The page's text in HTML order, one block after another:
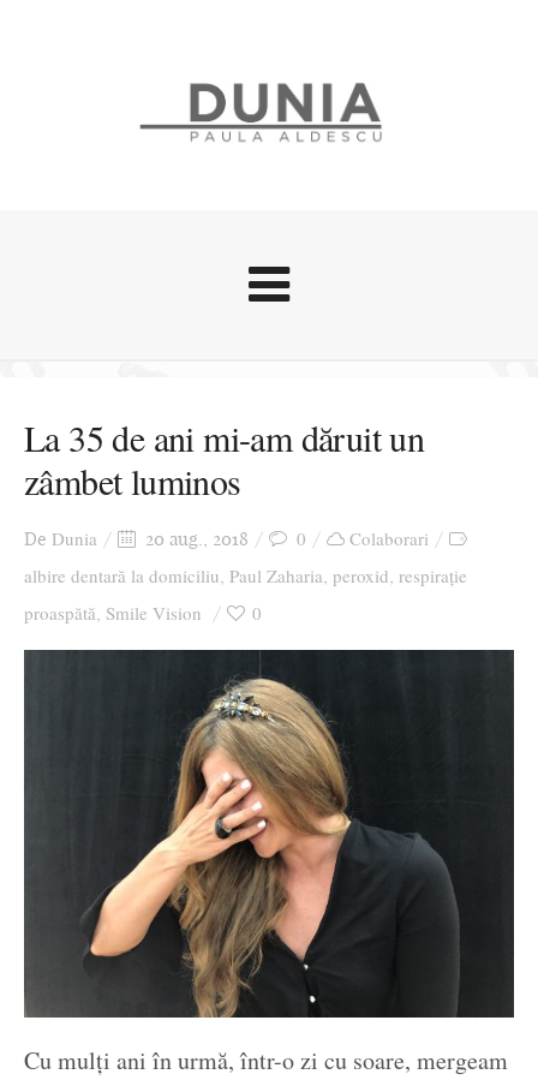
Stari afective
Zice Dunia
Cursuri povestite
Ziua culorii
La 35 de ani mi-am dăruit un
zâmbet luminos
De Dunia 20 aug., 2018 0
Colaborari
albire dentară la domiciliu, Paul Zaharia, peroxid, respirație
proaspătă, Smile Vision 0
Cu mulți ani în urmă, într-o zi cu soare, mergeam